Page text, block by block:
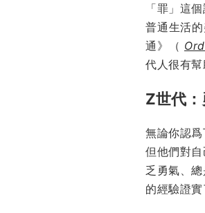
「罪」這
普通生活
通》（
代人很有幫
Z世代
無論你認
但他們對
乏勇氣、
的經驗證